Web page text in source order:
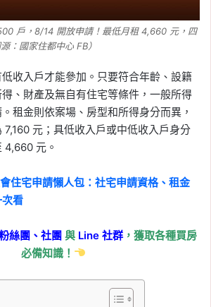
戶，8/14 開放申請！最低月租 4,660 元，四
：國家住都中心 FB）
收入戶才能參加。只要符合年齡、設籍
、財產及無自有住宅等條件，一般所得
租金則依案場、房型和所得身分而異，
元；具低收入戶或中低收入戶身分
4,660 元。
住宅申請懶人包：社宅申請資格、租金
看
絲團、社團與 Line社群 ，獲取各種買房
必備知識！